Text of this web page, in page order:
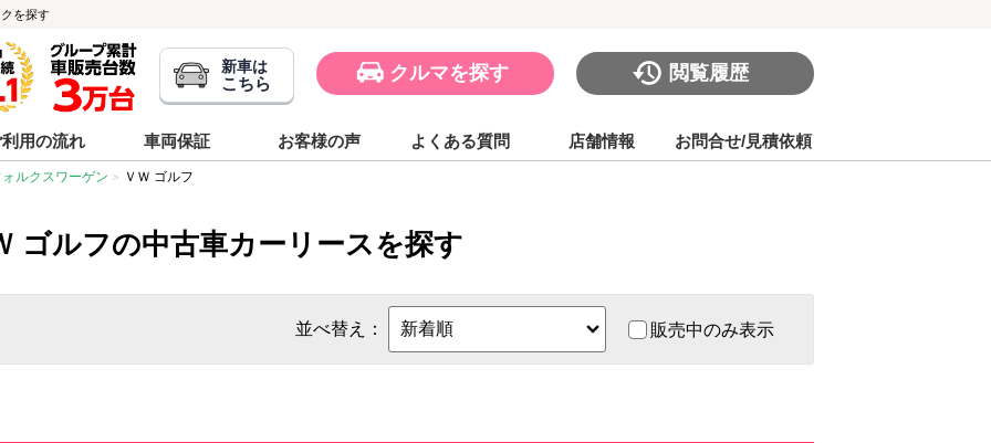
を探す
新車は
こちら クルマを探す 閲覧履歴
用の流れ 車両保証 お客様の声 よくある質問 店舗情報 お問合せ/見積依頼
ルクスワーゲン ＶＷ ゴルフ
ゴルフの中古車カーリースを探す
並べ替え： 販売中のみ表示